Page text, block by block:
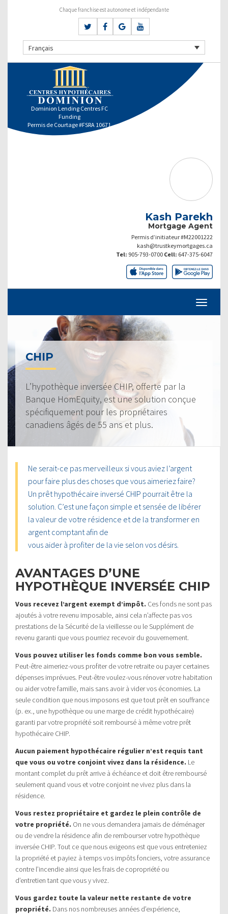
Chaque franchise est autonome et indépendante
Français
Dominion Lending Centres FC
Funding
Permis de Courtage #FSRA 10671
Kash Parekh
Mortgage Agent
Permis d’initiateur #M22001222
kash@trustkeymortgages.ca
Tel: 905-793-0700 Cell: 647-375-6047
CHIP
L’hypothèque inversée CHIP, offerte par la
Banque HomEquity, est une solution conçue
spécifiquement pour les propriétaires
canadiens âgés de 55 ans et plus.
Ne serait-ce pas merveilleux si vous aviez l’argent
pour faire plus des choses que vous aimeriez faire?
Un prêt hypothécaire inversé CHIP pourrait être la
solution. C’est une façon simple et sensée de libérer
la valeur de votre résidence et de la transformer en
argent comptant afin de
vous aider à profiter de la vie selon vos désirs.
AVANTAGES D’UNE
HYPOTHÈQUE INVERSÉE CHIP
Vous recevez l’argent exempt d’impôt. Ces fonds ne sont pas
ajoutés à votre revenu imposable, ainsi cela n’affecte pas vos
prestations de la Sécurité de la vieillesse ou le Supplément de
revenu garanti que vous pourriez recevoir du gouvernement.
Vous pouvez utiliser les fonds comme bon vous semble.
Peut-être aimeriez-vous profiter de votre retraite ou payer certaines
dépenses imprévues. Peut-être voulez-vous rénover votre habitation
ou aider votre famille, mais sans avoir à vider vos économies. La
seule condition que nous imposons est que tout prêt en souffrance
(p. ex., une hypothèque ou une marge de crédit hypothécaire)
garanti par votre propriété soit remboursé à même votre prêt
hypothécaire CHIP.
Aucun paiement hypothécaire régulier n’est requis tant
que vous ou votre conjoint vivez dans la résidence. Le
montant complet du prêt arrive à échéance et doit être remboursé
seulement quand vous et votre conjoint ne vivez plus dans la
résidence.
Vous restez propriétaire et gardez le plein contrôle de
votre propriété. On ne vous demandera jamais de déménager
ou de vendre la résidence afin de rembourser votre hypothèque
inversée CHIP. Tout ce que nous exigeons est que vous entreteniez
la propriété et payiez à temps vos impôts fonciers, votre assurance
contre l’incendie ainsi que les frais de copropriété ou
d’entretien tant que vous y vivez.
Vous gardez toute la valeur nette restante de votre
propriété. Dans nos nombreuses années d’expérience,